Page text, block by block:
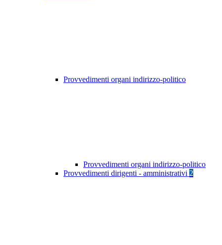
Provvedimenti organi indirizzo-politico
Provvedimenti organi indirizzo-politico
Provvedimenti dirigenti - amministrativi 2